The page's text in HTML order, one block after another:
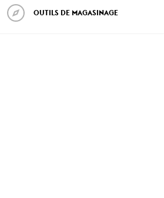
OUTILS DE MAGASINAGE
Bidon d'essence